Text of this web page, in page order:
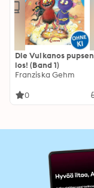
Die Vulkanos pupsen
los! (Band 1)
Franziska Gehm
0